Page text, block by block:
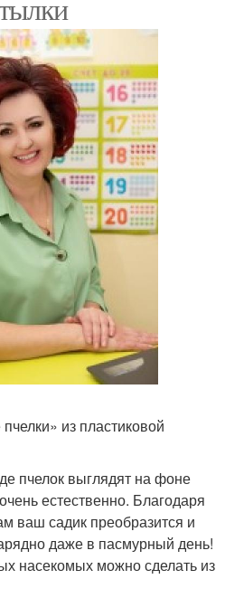
из пластиковой
пчелок выглядят на фоне
естественно. Благодаря
ваш садик преобразится и
даже в пасмурный день!
насекомых можно сделать из